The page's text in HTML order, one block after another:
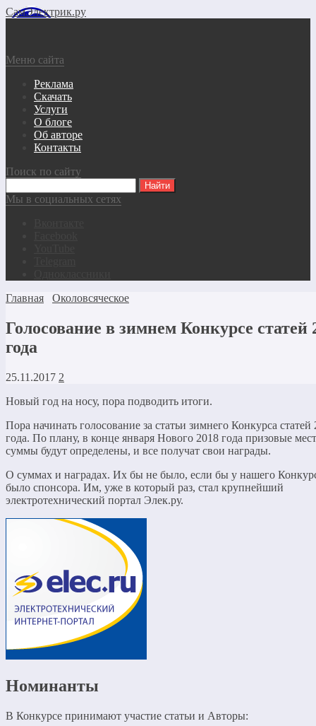
СамЭлектрик.ру
Меню сайта
Реклама
Скачать
Услуги
О блоге
Об авторе
Контакты
Поиск по сайту
Мы в социальных сетях
Главная
Околовсяческое
Голосование в зимнем Конкурсе статей
года
25.11.2017 2
Новый год на носу, пора подводить итоги.
Пора начинать голосование за статьи зимнего Конкурса статей
года. По плану, в конце января Нового 2018 года призовые
суммы будут определены, и все получат свои награды.
О суммах и наградах. Их бы не было, если бы у нашего
было спонсора. Им, уже в который раз, стал крупнейший
электротехнический портал Элек.ру.
Номинанты
В Конкурсе принимают участие статьи и Авторы: